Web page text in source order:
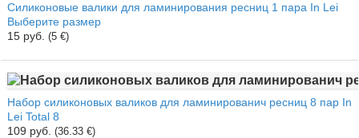
Силиконовые валики для ламинирования ресниц 1 пара In Lei
Выберите размер
15 руб. (5 €)
Набор силиконовых валиков для ламинированич ресниц 8 пар In
Lei Total 8
109 руб. (36.33 €)